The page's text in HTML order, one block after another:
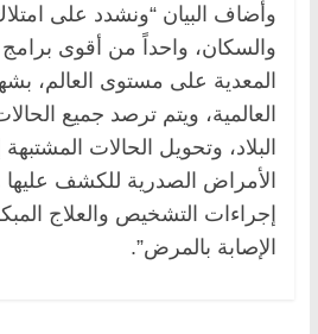
وأضاف البيان “ونشدد على
والسكان، واحداً من أقوى
المعدية على مستوى العالم،
العالمية، ويتم ترصد جميع
البلاد، وتحويل الحالات
الأمراض الصدرية للكشف عليها
إجراءات التشخيص والعلاج
الإصابة بالمرض”.